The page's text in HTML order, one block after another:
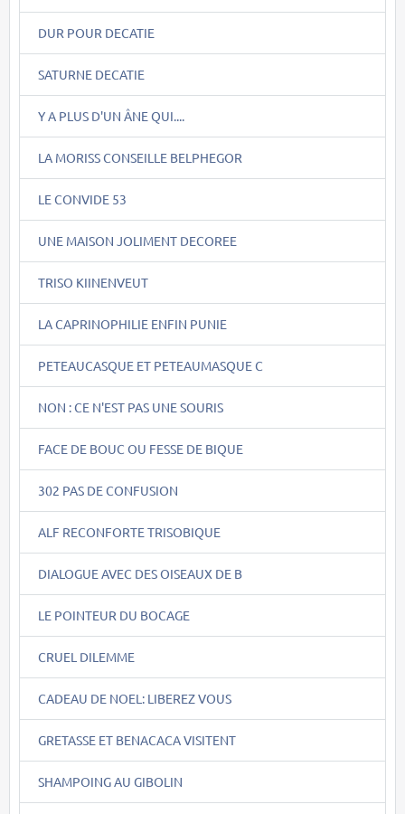
DUR POUR DECATIE
SATURNE DECATIE
Y A PLUS D'UN ÂNE QUI....
LA MORISS CONSEILLE BELPHEGOR
LE CONVIDE 53
UNE MAISON JOLIMENT DECOREE
TRISO KIINENVEUT
LA CAPRINOPHILIE ENFIN PUNIE
PETEAUCASQUE ET PETEAUMASQUE C
NON : CE N'EST PAS UNE SOURIS
FACE DE BOUC OU FESSE DE BIQUE
302 PAS DE CONFUSION
ALF RECONFORTE TRISOBIQUE
DIALOGUE AVEC DES OISEAUX DE B
LE POINTEUR DU BOCAGE
CRUEL DILEMME
CADEAU DE NOEL: LIBEREZ VOUS
GRETASSE ET BENACACA VISITENT
SHAMPOING AU GIBOLIN